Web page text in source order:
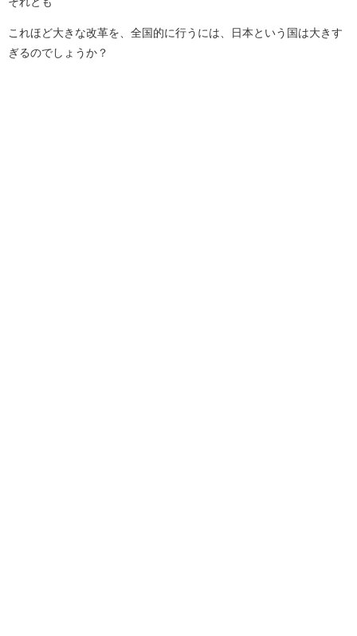
これほど大きな改革を、全国的に行うには、日本という国は大きす
ぎるのでしょうか？